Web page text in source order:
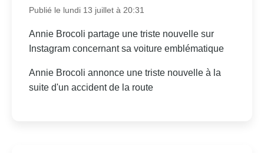
Publié le lundi 13 juillet à 20:31
Annie Brocoli partage une triste nouvelle sur
Instagram concernant sa voiture emblématique
Annie Brocoli annonce une triste nouvelle à la
suite d'un accident de la route